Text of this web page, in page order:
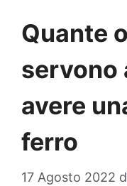
Quante
servono
avere
ferro
17 Agosto 2022